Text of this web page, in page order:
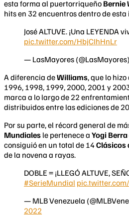
esta forma al puertorriqueño Bernie
hits en 32 encuentros dentro de
José ALTUVE. ¡Una LEYENDA
pic.twitter.com/HbjCIhHnLr
— LasMayores (@LasMayores)
A diferencia deWilliams, que lo hizo
1996, 1998, 1999, 2000, 2001 y
marca a lo largo de 22
distribuidos entre las ediciones de
Por su parte, el récord general de
Mundiales le pertenece a Yogi Berra
consiguió en un total de 14Clásicos
de la novena a rayas.
DOBLE = ¡LLEGÓ ALTUVE,
#SerieMundial
— MLB Venezuela
2022